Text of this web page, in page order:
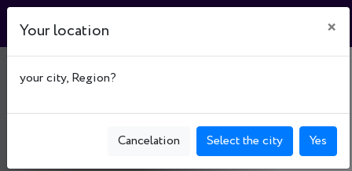
ПОЛТАВСЬКИЙ
ЛІЦЕЙТУ"
36030, Poltava oblast, Полтава, Подільський р-
Your location ×
your city, Region?
Cancelation Select the city Yes